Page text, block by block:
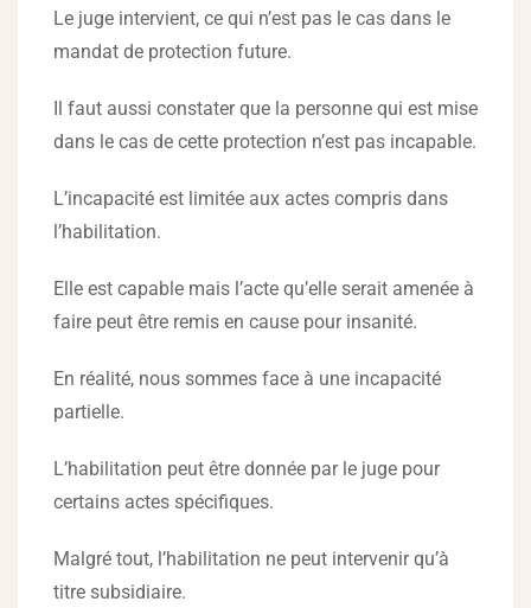
Le juge intervient, ce qui n’est pas le cas dans le
mandat de protection future.
Il faut aussi constater que la personne qui est mise
dans le cas de cette protection n’est pas incapable.
L’incapacité est limitée aux actes compris dans
l’habilitation.
Elle est capable mais l’acte qu’elle serait amenée à
faire peut être remis en cause pour insanité.
En réalité, nous sommes face à une incapacité
partielle.
L’habilitation peut être donnée par le juge pour
certains actes spécifiques.
Malgré tout, l’habilitation ne peut intervenir qu’à
titre subsidiaire.